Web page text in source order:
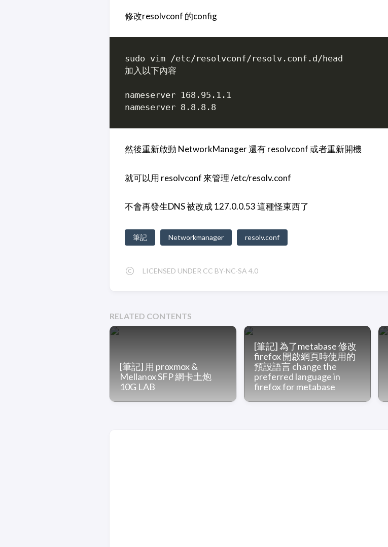
修改resolvconf 的config
sudo vim /etc/resolvconf/resolv.conf.d/head
加入以下內容
nameserver 168.95.1.1
然後重新啟動 NetworkManager 還有 resolvconf 或者重新開機
就可以用 resolvconf 來管理 /etc/resolv.conf
不會再發生DNS 被改成 127.0.0.53 這種怪東西了
筆記 Networkmanager resolv.conf
LICENSED UNDER CC BY-NC-SA 4.0
RELATED CONTENTS
[筆記] 用 proxmox &
Mellanox SFP 網卡土炮
10G LAB
[筆記] 為了metabase 修改
firefox 開啟網頁時使用的
預設語言 change the
preferred language in
firefox for metabase